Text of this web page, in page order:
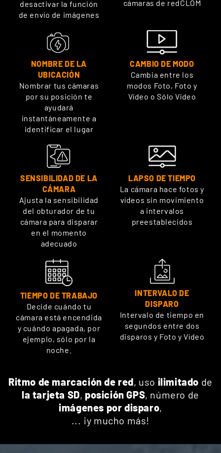
desactivar la función
de envío de imágenes
cámaras de redCLOM
NOMBRE DE LA
UBICACIÓN
Nombrar tus cámaras
por su posición te
ayudará
instantáneamente a
identificar el lugar
CAMBIO DE MODO
Cambia entre los
modos Foto, Foto y
Vídeo o Sólo Vídeo
SENSIBILIDAD DE LA
CÁMARA
Ajusta la sensibilidad
del obturador de tu
cámara para disparar
en el momento
adecuado
LAPSO DE TIEMPO
La cámara hace fotos y
vídeos sin movimiento
a intervalos
preestablecidos
TIEMPO DE TRABAJO
Decide cuándo tu
cámara está encendida
y cuándo apagada, por
ejemplo, sólo por la
noche.
INTERVALO DE
DISPARO
Intervalo de tiempo en
segundos entre dos
disparos y Foto y Vídeo
Ritmo de marcación de red, uso ilimitado de
la tarjeta SD, posición GPS, número de
imágenes por disparo,
... ¡y mucho más!